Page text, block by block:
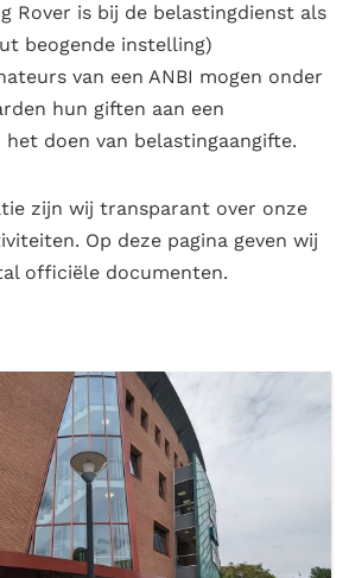
Rover is bij de belastingdienst als
beogende instelling)
van een ANBI mogen onder
hun giften aan een
doen van belastingaangifte.
zijn wij transparant over onze
Op deze pagina geven wij
officiële documenten.